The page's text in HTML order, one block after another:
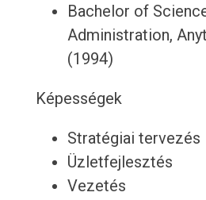
Bachelor of
Administration,
(1994)
Képességek
Stratégiai tervezés
Üzletfejlesztés
Vezetés